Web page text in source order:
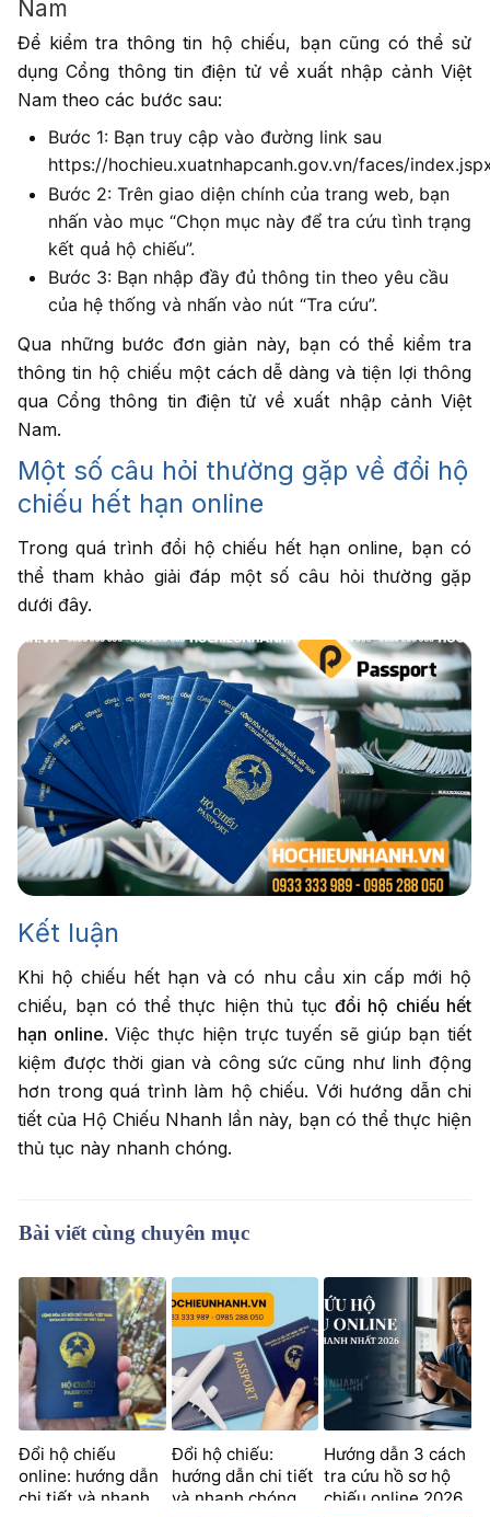
Nam
Để kiểm tra thông tin hộ chiếu, bạn cũng có thể sử
dụng Cổng thông tin điện tử về xuất nhập cảnh Việt
Nam theo các bước sau:
Bước 1: Bạn truy cập vào đường link sau
https://hochieu.xuatnhapcanh.gov.vn/faces/
Bước 2: Trên giao diện chính của trang web, bạn
nhấn vào mục “Chọn mục này để tra cứu tình trạng
kết quả hộ chiếu”.
Bước 3: Bạn nhập đầy đủ thông tin theo yêu cầu
của hệ thống và nhấn vào nút “Tra cứu”.
Qua những bước đơn giản này, bạn có thể kiểm tra
thông tin hộ chiếu một cách dễ dàng và tiện lợi thông
qua Cổng thông tin điện tử về xuất nhập cảnh Việt
Nam.
Một số câu hỏi thường gặp về đổi hộ
chiếu hết hạn online
Trong quá trình đổi hộ chiếu hết hạn online, bạn có
thể tham khảo giải đáp một số câu hỏi thường gặp
dưới đây.
Kết luận
Khi hộ chiếu hết hạn và có nhu cầu xin cấp mới hộ
chiếu, bạn có thể thực hiện thủ tục đổi hộ chiếu hết
hạn online. Việc thực hiện trực tuyến sẽ giúp bạn tiết
kiệm được thời gian và công sức cũng như linh động
hơn trong quá trình làm hộ chiếu. Với hướng dẫn chi
tiết của Hộ Chiếu Nhanh lần này, bạn có thể thực hiện
thủ tục này nhanh chóng.
Bài viết cùng chuyên mục
Hướng dẫn 3 cách
tra cứu hồ sơ hộ
chiếu online 2026
Đổi hộ chiếu:
hướng dẫn chi tiết
và nhanh chóng
Đổi hộ chiếu
online: hướng dẫn
chi tiết và nhanh